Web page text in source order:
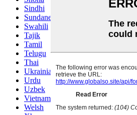
Sindhi
Sundanese
Swahili
Tajik
Tamil
Telugu
Thai
Ukrainian
Urdu
Uzbek
Vietnamese
Welsh